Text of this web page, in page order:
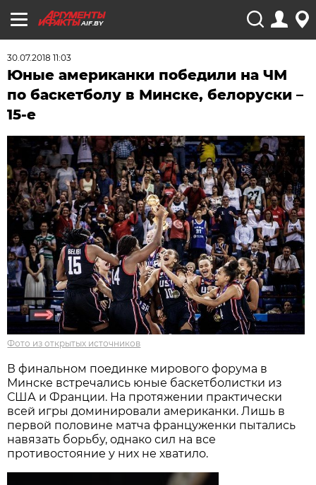
AIF.BY
30.07.2018 11:03
Юные американки победили на ЧМ
по баскетболу в Минске, белоруски –
15-е
Фото из открытых источников
В финальном поединке мирового форума в
Минске встречались юные баскетболистки из
США и Франции. На протяжении практически
всей игры доминировали американки. Лишь в
первой половине матча француженки пытались
навязать борьбу, однако сил на все
противостояние у них не хватило.